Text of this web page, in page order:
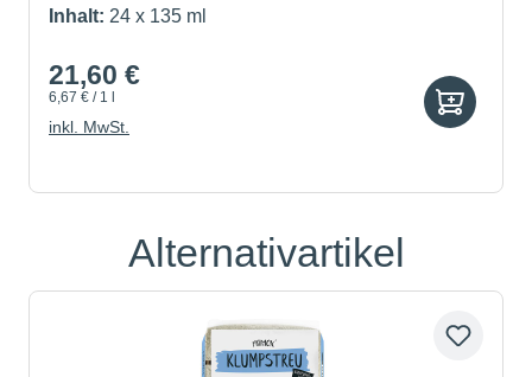
Inhalt: 24 x 135 ml
21,60 €
6,67 € / 1 l
inkl. MwSt.
Produktgalerie überspringen
Alternativartikel